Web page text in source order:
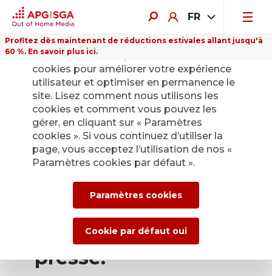
FR
Profitez dès maintenant de réductions estivales allant jusqu'à
60 %. En savoir plus ici.
Retour
Service de presse
d’APG|SGA pour les
actualités et les
communiqués de
presse.
Sur ce site Internet, nous utilisons des
cookies pour améliorer votre expérience
utilisateur et optimiser en permanence le
site. Lisez comment nous utilisons les
cookies et comment vous pouvez les
gérer, en cliquant sur « Paramètres
cookies ». Si vous continuez d’utiliser la
page, vous acceptez l’utilisation de nos «
Paramètres cookies par défaut ».
Paramètres cookies
Cookie par défaut oui